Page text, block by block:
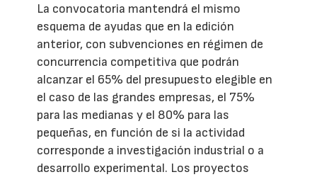
La convocatoria mantendrá el mismo
esquema de ayudas que en la edición
anterior, con subvenciones en régimen de
concurrencia competitiva que podrán
alcanzar el 65% del presupuesto elegible en
el caso de las grandes empresas, el 75%
para las medianas y el 80% para las
pequeñas, en función de si la actividad
corresponde a investigación industrial o a
desarrollo experimental. Los proyectos